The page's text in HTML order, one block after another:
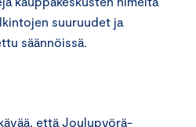
suuruudet ja
säännöissä.
että Joulupyörä-